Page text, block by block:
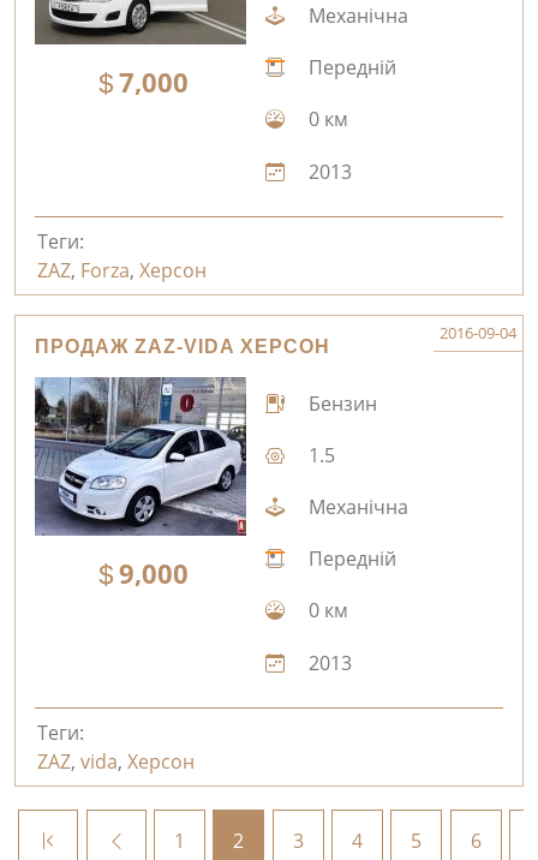
7,000
Механічна
Передній
0 км
2013
Теги:
ZAZ, Forza, Херсон
ПРОДАЖ ZAZ-VIDA ХЕРСОН
2016-09-04
9,000
Бензин
1.5
Механічна
Передній
0 км
2013
Теги:
ZAZ, vida, Херсон
1 2 3 4 5 6